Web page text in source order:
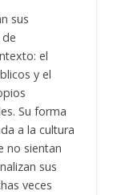
sus
el
y el
Su forma
a la cultura
no sientan
sus
veces